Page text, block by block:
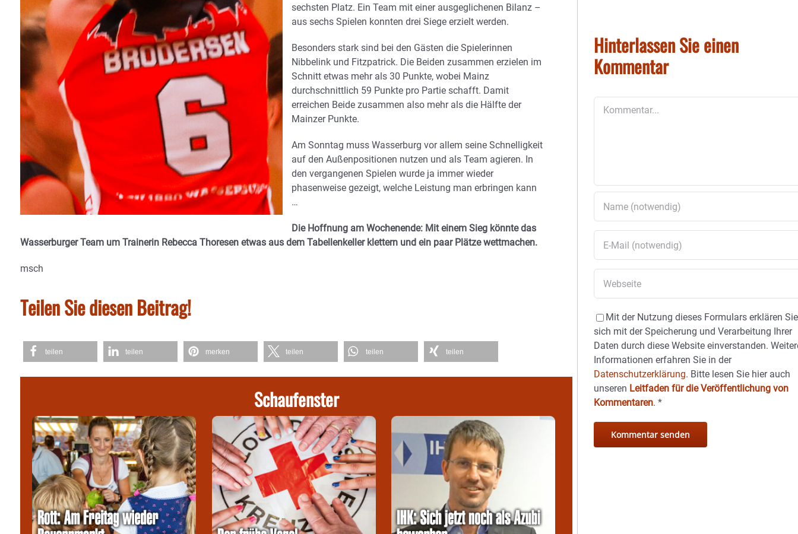
sechsten Platz. Ein Team mit einer ausgeglichenen Bilanz –
aus sechs Spielen konnten drei Siege erzielt werden.
Besonders stark sind bei den Gästen die Spielerinnen
Nibbelink und Fitzpatrick. Die Beiden zusammen erzielen im
Schnitt etwas mehr als 30 Punkte, wobei Mainz
durchschnittlich 59 Punkte pro Partie schafft. Damit
erreichen Beide zusammen also mehr als die Hälfte der
Mainzer Punkte.
Am Sonntag muss Wasserburg vor allem seine Schnelligkeit
auf den Außenpositionen nutzen und als Team agieren. In
den vergangenen Spielen wurde ja immer wieder
phasenweise gezeigt, welche Leistung man erbringen kann
…
Die Hoffnung am Wochenende: Mit einem Sieg könnte das
Wasserburger Team um Trainerin Rebecca Thoresen etwas aus dem Tabellenkeller klettern und ein paar Plätze wettmachen.
msch
Teilen Sie diesen Beitrag!
teilen teilen merken teilen teilen teilen
Schaufenster
Hinterlassen Sie einen
Kommentar
Mit der Nutzung dieses Formulars erklären Sie
sich mit der Speicherung und Verarbeitung Ihrer
Daten durch diese Website einverstanden.
Informationen erfahren Sie in der
Datenschutzerklärung. Bitte lesen Sie hier auch
unseren Leitfaden für die Veröffentlichung von
Kommentaren.*